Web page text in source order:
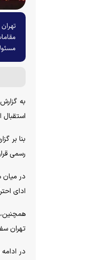
به
بنا بر
رسمی
در میان
ادای
تهران
در